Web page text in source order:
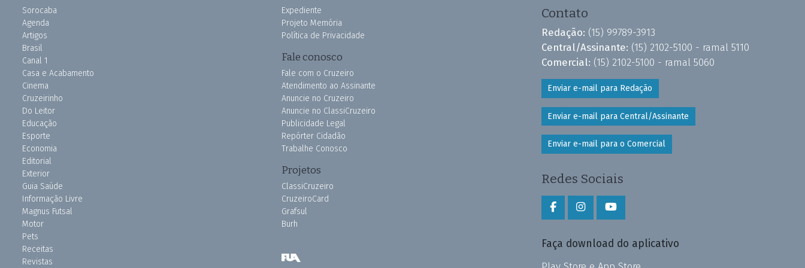
Sorocaba
Agenda
Artigos
Brasil
Canal 1
Casa e Acabamento
Cinema
Cruzeirinho
Do Leitor
Educação
Esporte
Economia
Editorial
Exterior
Guia Saúde
Informação Livre
Magnus Futsal
Motor
Pets
Receitas
Revistas
Expediente
Projeto Memória
Política de Privacidade
Fale conosco
Fale com o Cruzeiro
Atendimento ao Assinante
Anuncie no Cruzeiro
Anuncie no ClassiCruzeiro
Publicidade Legal
Repórter Cidadão
Trabalhe Conosco
Projetos
ClassiCruzeiro
CruzeiroCard
Grafsul
Burh
Contato
Redação: (15) 99789-3913
Central/Assinante: (15) 2102-5100 - ramal 5110
Comercial: (15) 2102-5100 - ramal 5060
Enviar e-mail para Redação
Enviar e-mail para Central/Assinante
Enviar e-mail para o Comercial
Redes Sociais
Faça download do aplicativo